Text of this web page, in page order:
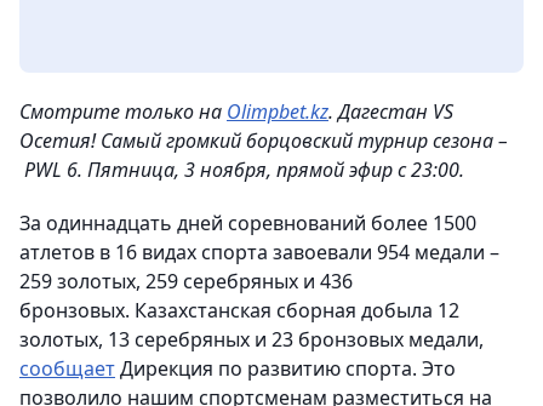
Смотрите только на Olimpbet.kz. Дагестан VS
Осетия! Самый громкий борцовский турнир сезона –
PWL 6. Пятница, 3 ноября, прямой эфир с 23:00.
За одиннадцать дней соревнований более 1500
атлетов в 16 видах спорта завоевали 954 медали –
259 золотых, 259 серебряных и 436
бронзовых. Казахстанская сборная добыла 12
золотых, 13 серебряных и 23 бронзовых медали,
сообщаетДирекция по развитию спорта. Это
позволило нашим спортсменам разместиться на